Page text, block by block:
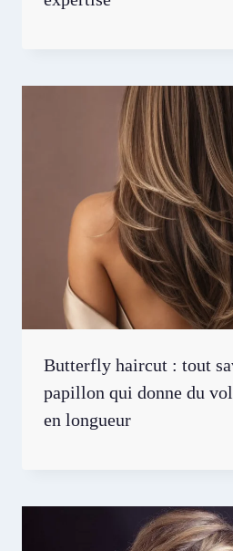
Butterfly haircut : tout
papillon qui donne du
en longueur